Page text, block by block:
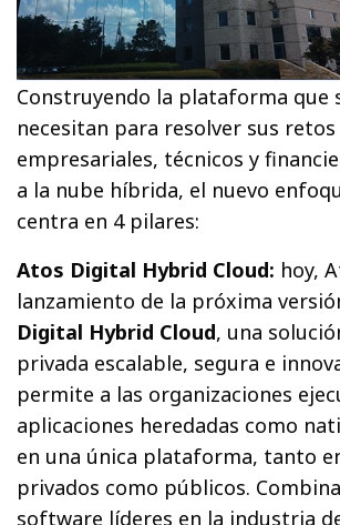
Construyendo la plataforma que
necesitan para resolver sus retos
empresariales, técnicos y
a la nube híbrida, el nuevo
centra en 4 pilares:
Atos Digital Hybrid Cloud: hoy,
lanzamiento de la próxima
Digital Hybrid Cloud, una
privada escalable, segura e
permite a las organizaciones
aplicaciones heredadas como
en una única plataforma, tanto
privados como públicos.
software líderes en la industria